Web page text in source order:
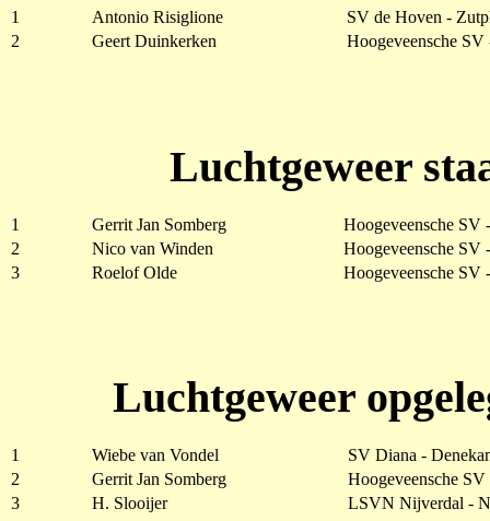
1 Antonio Risiglione
SV de Hoven -
2
Geert Duinkerken Hoogeveensche SV
Luchtgeweer
1 Gerrit Jan Somberg
Hoogeveensche SV
2
Nico van Winden
Hoogeveensche SV
3
Roelof Olde Hoogeveensche SV
Luchtgeweer
1 Wiebe van Vondel
SV Diana -
2
Gerrit Jan Somberg
Hoogeveensche
3
H. Slooijer
LSVN Nijverdal -